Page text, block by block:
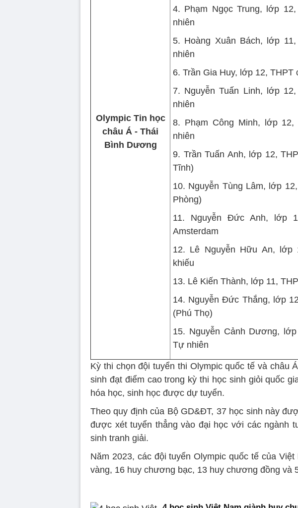
Olympic Tin học
châu Á - Thái
Bình Dương
4. Phạm Ngọc Trung, lớp
nhiên
5. Hoàng Xuân Bách, lớp
nhiên
6. Trần Gia Huy, lớp 12,
7. Nguyễn Tuấn Linh, lớp
nhiên
8. Phạm Công Minh, lớp
nhiên
9. Trần Tuấn Anh, lớp 12,
Tĩnh)
10. Nguyễn Tùng Lâm, lớp
Phòng)
11. Nguyễn Đức Anh, lớp
Amsterdam
12. Lê Nguyễn Hữu An, lớp
khiếu
13. Lê Kiến Thành, lớp 11,
14. Nguyễn Đức Thắng, lớp
(Phú Thọ)
15. Nguyễn Cảnh Dương,
Tự nhiên
Kỳ thi chọn đội tuyển thi Olympic quốc tế và châu
sinh đạt điểm cao trong kỳ thi học sinh giỏi quốc
hóa học, sinh học được dự tuyển.
Theo quy định của Bộ GD&ĐT, 37 học sinh này
được xét tuyển thẳng vào đại học với các ngành
sinh tranh giải.
Năm 2023, các đội tuyển Olympic quốc tế của
vàng, 16 huy chương bạc, 13 huy chương đồng và